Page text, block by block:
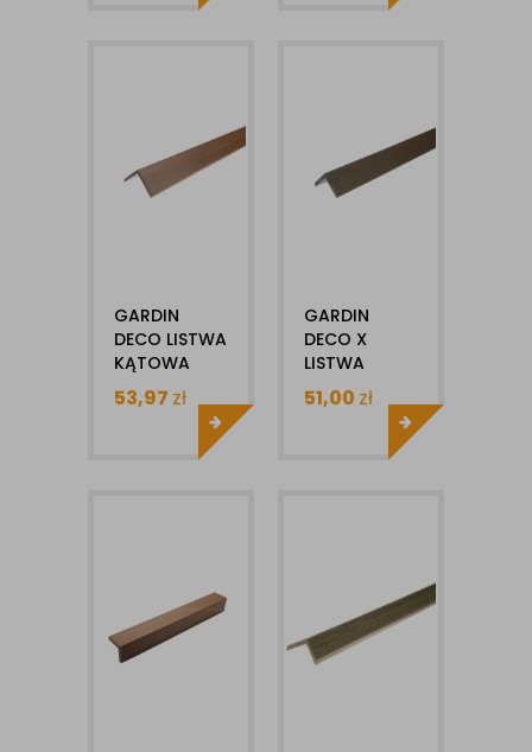
GARDIN
DECO LISTWA
KĄTOWA
WYKOŃCZENIOWA
50X50MM
53,97 zł
GARDIN
DECO X
LISTWA
KĄTOWA
WYKOŃCZENIOWA
51,00 zł